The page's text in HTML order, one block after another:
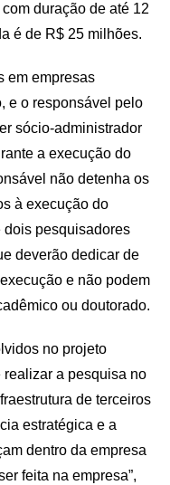
duração de até 12
é de R$ 25 milhões.
em empresas
e o responsável pelo
sócio-administrador
a execução do
não detenha os
à execução do
dois pesquisadores
deverão dedicar de
e não podem
ou doutorado.
no projeto
a pesquisa no
de terceiros
estratégica e a
dentro da empresa
feita na empresa”,